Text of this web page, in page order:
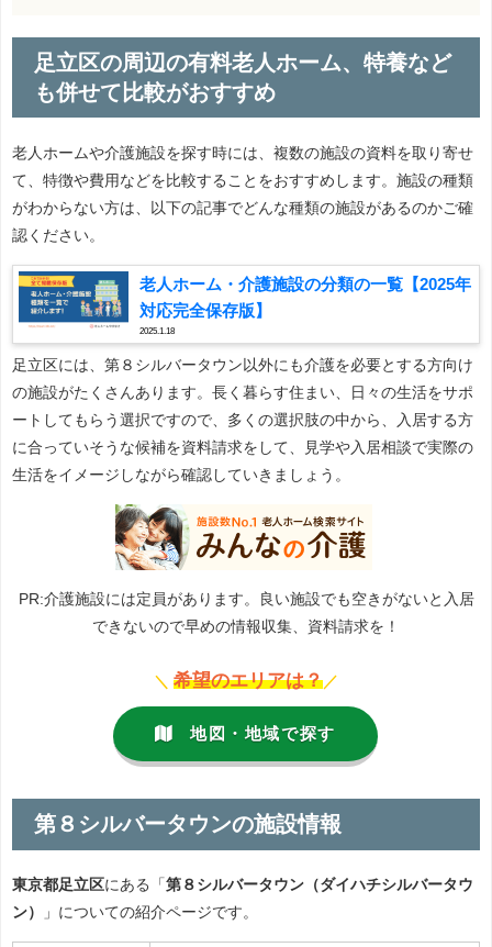
足立区の周辺の有料老人ホーム、特養など
も併せて比較がおすすめ
老人ホームや介護施設を探す時には、複数の施設の資料を取り寄せ
て、特徴や費用などを比較することをおすすめします。施設の種類
がわからない方は、以下の記事でどんな種類の施設があるのかご確
認ください。
老人ホーム・介護施設の分類の一覧【2025年
対応完全保存版】
2025.1.18
足立区には、第８シルバータウン以外にも介護を必要とする方向け
の施設がたくさんあります。長く暮らす住まい、日々の生活をサポ
ートしてもらう選択ですので、多くの選択肢の中から、入居する方
に合っていそうな候補を資料請求をして、見学や入居相談で実際の
生活をイメージしながら確認していきましょう。
PR:介護施設には定員があります。良い施設でも空きがないと入居
できないので早めの情報収集、資料請求を！
＼ 希望のエリアは？ ／
地図・地域で探す
第８シルバータウンの施設情報
東京都足立区にある「 第８シルバータウン（ダイハチシルバータウ
ン）
」についての紹介ページです。